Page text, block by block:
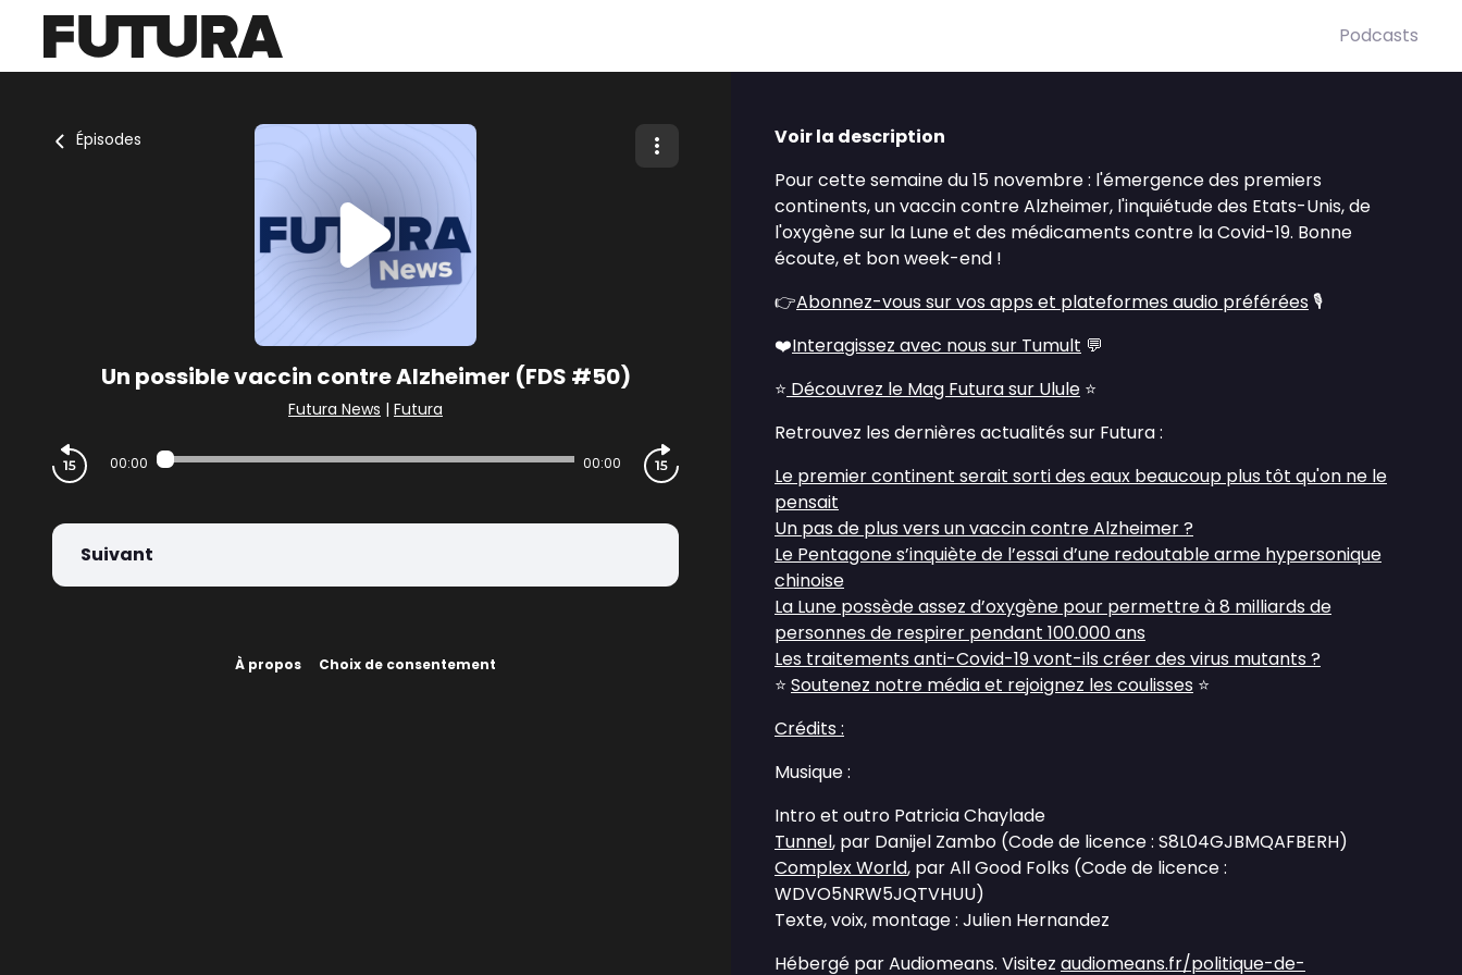
Podcasts
Épisodes
Un possible vaccin contre Alzheimer (FDS #50)
Futura News | Futura
00:00 00:00
Suivant
À propos Choix de consentement
Voir la description
Pour cette semaine du 15 novembre : l'émergence des premiers
continents, un vaccin contre Alzheimer, l'inquiétude des Etats-Unis, de
l'oxygène sur la Lune et des médicaments contre la Covid-19. Bonne
écoute, et bon week-end !
👉Abonnez-vous sur vos apps et plateformes audio préférées 🎙️
❤️Interagissez avec nous sur Tumult 💬
⭐ Découvrez le Mag Futura sur Ulule ⭐
Retrouvez les dernières actualités sur Futura :
Le premier continent serait sorti des eaux beaucoup plus tôt qu'on ne le
pensait
Un pas de plus vers un vaccin contre Alzheimer ?
Le Pentagone s’inquiète de l’essai d’une redoutable arme hypersonique
chinoise
La Lune possède assez d’oxygène pour permettre à 8 milliards de
personnes de respirer pendant 100.000 ans
Les traitements anti-Covid-19 vont-ils créer des virus mutants ?
⭐ Soutenez notre média et rejoignez les coulisses ⭐
Crédits :
Musique :
Intro et outro Patricia Chaylade
Tunnel, par Danijel Zambo (Code de licence : S8L04GJBMQAFBERH)
Complex World, par All Good Folks (Code de licence :
WDVO5NRW5JQTVHUU)
Texte, voix, montage : Julien Hernandez
Hébergé par Audiomeans. Visitez audiomeans.fr/politique-de-